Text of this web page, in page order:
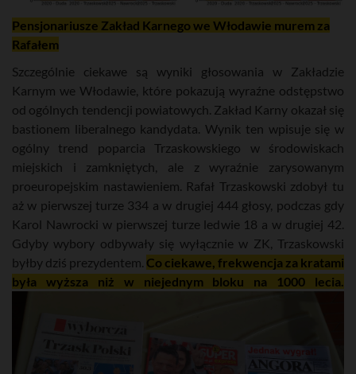
Pensjonariusze Zakład Karnego we Włodawie murem za
Rafałem
Szczególnie ciekawe są wyniki głosowania w Zakładzie
Karnym we Włodawie, które pokazują wyraźne odstępstwo
od ogólnych tendencji powiatowych. Zakład Karny okazał się
bastionem liberalnego kandydata. Wynik ten wpisuje się w
ogólny trend poparcia Trzaskowskiego w środowiskach
miejskich i zamkniętych, ale z wyraźnie zarysowanym
proeuropejskim nastawieniem. Rafał Trzaskowski zdobył tu
aż w pierwszej turze 334 a w drugiej 444 głosy, podczas gdy
Karol Nawrocki w pierwszej turze ledwie 18 a w drugiej 42.
Gdyby wybory odbywały się wyłącznie w ZK, Trzaskowski
byłby dziś prezydentem. Co ciekawe, frekwencja za kratami
była wyższa niż w niejednym bloku na 1000 lecia.